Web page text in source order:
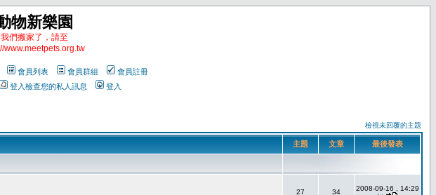
物新樂園
我們搬家了，請至
www.meetpets.org.tw
會員列表 會員群組
會員註冊
登入檢查您的私人訊息 登入
檢視未回覆的主題
主題 文章 最後發表
27 34
2008-09-16 , 14:29